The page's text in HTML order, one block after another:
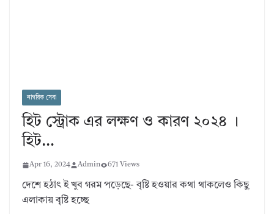
নাগরিক সেবা
হিট স্ট্রোক এর লক্ষণ ও কারণ ২০২৪ ।
হিট…
Apr 16, 2024 Admin 671 Views
দেশে হঠাৎ ই খুব গরম পড়েছে- বৃষ্টি হওয়ার কথা থাকলেও কিছু
এলাকায় বৃষ্টি হচ্ছে